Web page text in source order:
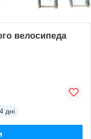
велосипеда
4 дні